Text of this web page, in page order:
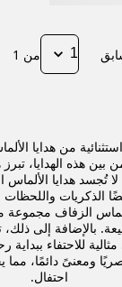
من 1
من هدايا
بين هذه الهدايا،
تُجسد هدايا الألماس
الذكريات واللحظات
الزفاف مجموعة من
بالإضافة إلى ذلك،
للاحتفاء
ومعنىً دائمًا، مما
احتفال.